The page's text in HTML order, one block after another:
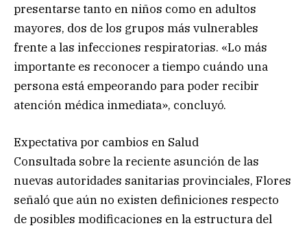
presentarse tanto en niños como en adultos
mayores, dos de los grupos más vulnerables
frente a las infecciones respiratorias. «Lo más
importante es reconocer a tiempo cuándo una
persona está empeorando para poder recibir
atención médica inmediata», concluyó.
Expectativa por cambios en Salud
Consultada sobre la reciente asunción de las
nuevas autoridades sanitarias provinciales, Flores
señaló que aún no existen definiciones respecto
de posibles modificaciones en la estructura del